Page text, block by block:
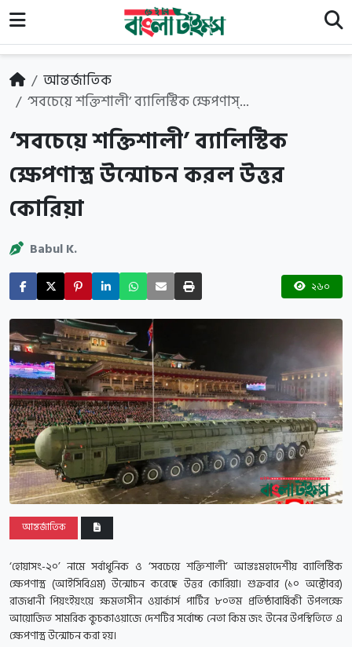
আন্তর্জাতিক
‘সবচেয়ে শক্তিশালী’ ব্যালিস্টিক ক্ষেপণাস্...
‘সবচেয়ে শক্তিশালী’ ব্যালিস্টিক
ক্ষেপণাস্ত্র উন্মোচন করল উত্তর
কোরিয়া
Babul K.
২৬০
আন্তর্জাতিক
‘হোয়াসং-২০’ নামে সর্বাধুনিক ও ‘সবচেয়ে শক্তিশালী’ আন্তঃমহাদেশীয় ব্যালিস্টিক
ক্ষেপণাস্ত্র (আইসিবিএম) উন্মোচন করেছে উত্তর কোরিয়া। শুক্রবার (১০ অক্টোবর)
রাজধানী পিয়ংইয়ংয়ে ক্ষমতাসীন ওয়ার্কার্স পার্টির ৮০তম প্রতিষ্ঠাবার্ষিকী উপলক্ষে
আয়োজিত সামরিক কুচকাওয়াজে দেশটির সর্বোচ্চ নেতা কিম জং উনের উপস্থিতিতে এ
ক্ষেপণাস্ত্র উন্মোচন করা হয়।